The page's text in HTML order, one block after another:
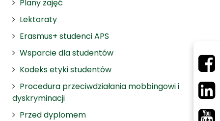
Plany zajęć
Lektoraty
Erasmus+ studenci APS
Wsparcie dla studentów
Kodeks etyki studentów
Procedura przeciwdziałania mobbingowi i
dyskryminacji
Przed dyplomem